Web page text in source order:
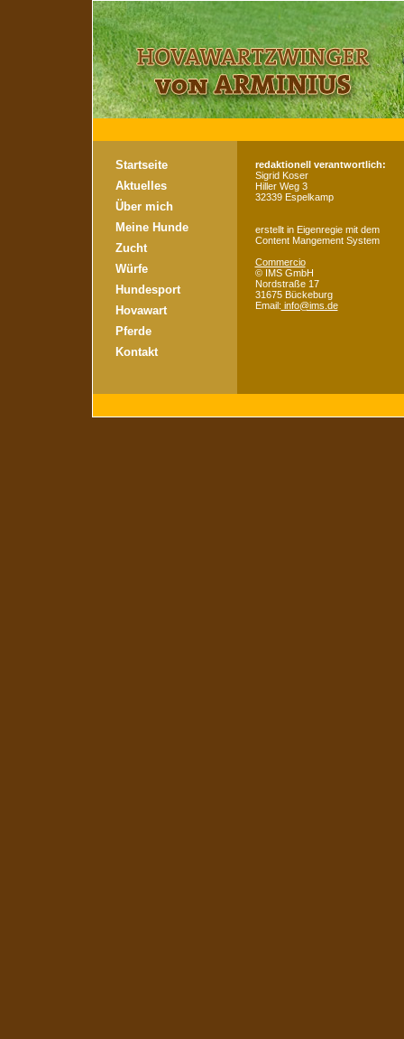
Startseite
Aktuelles
Über mich
Meine Hunde
Zucht
Würfe
Hundesport
Hovawart
Pferde
Kontakt
redaktionell verantwortlich:
Sigrid Koser
Hiller Weg 3
32339 Espelkamp
erstellt in Eigenregie mit dem
Content Mangement System
Commercio
©IMS GmbH
Nordstraße 17
31675 Bückeburg
Email: info@ims.de